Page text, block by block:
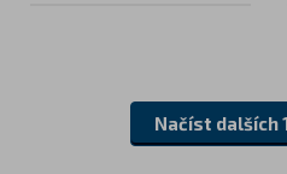
Načíst dalších